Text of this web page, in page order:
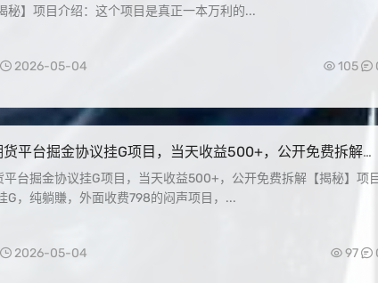
秘】项目介绍：这个项目是真正一本万利的...
2026-05-04 105
平台掘金协议挂G项目，当天收益500+，公开免费拆解
台掘金协议挂G项目，当天收益500+，公开免费拆解【揭秘】项
G，纯躺賺，外面收费798的闷声项目，...
2026-05-04 97